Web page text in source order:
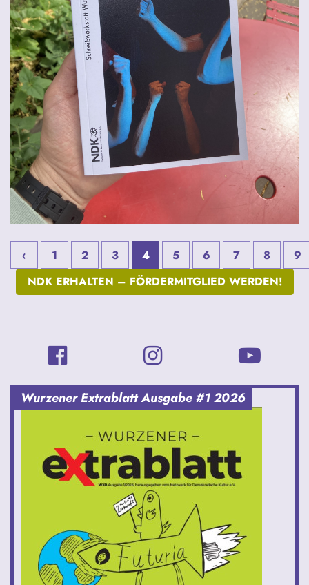
‹ 1 2 3 4 5 6 7 8
9
NDK ERHALTEN – FÖRDERMITGLIED WERDEN!
Wurzener Extrablatt Ausgabe #1 2026